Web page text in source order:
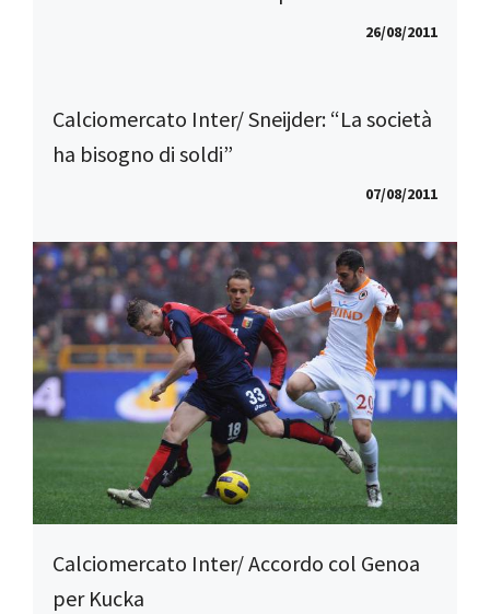
26/08/2011
Calciomercato Inter/ Sneijder: “La società
ha bisogno di soldi”
07/08/2011
Calciomercato Inter/ Accordo col Genoa
per Kucka